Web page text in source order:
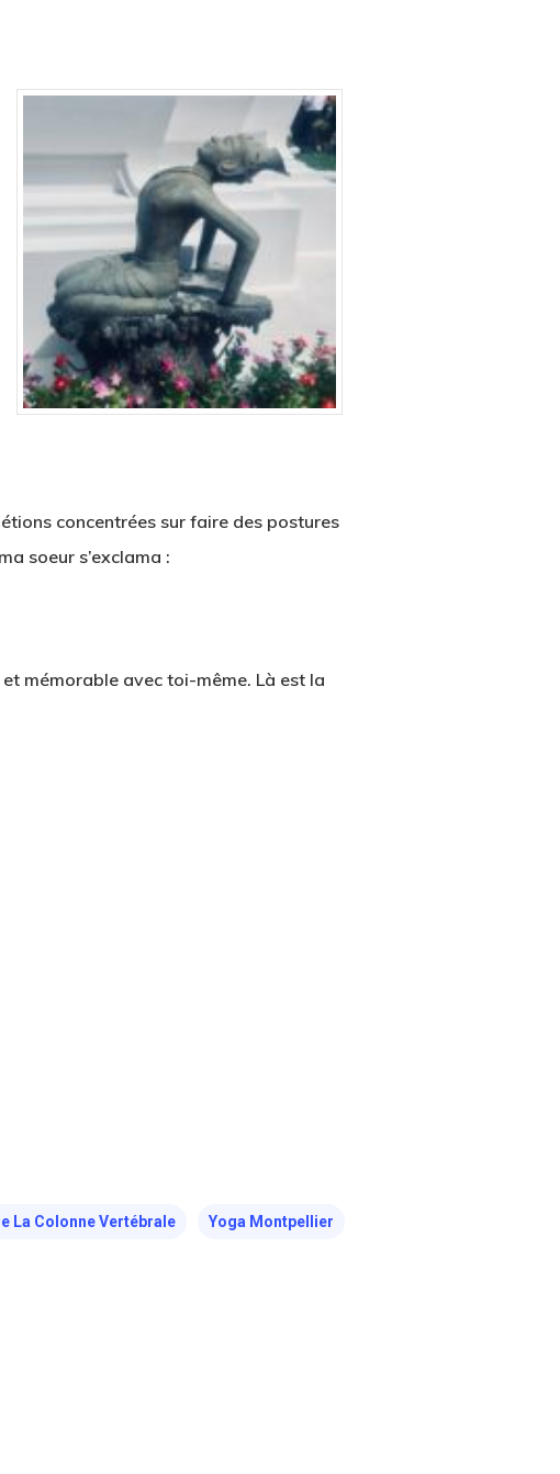
concentrées sur faire des postures
soeur s’exclama :
mémorable avec toi-même. Là est la
La Colonne Vertébrale Yoga Montpellier